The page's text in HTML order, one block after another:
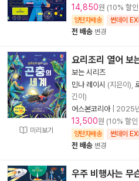
14,850원 (10% 할
양탄자배송 썬데이
전 배송 변경
미리보기
요리조리 열어 보
보는 시리즈
민나 레이시 (지은이),
긴이)
어스본코리아| 2025
13,500원 (10% 할
양탄자배송 썬데이
전 배송 변경
우주 비행사는 무